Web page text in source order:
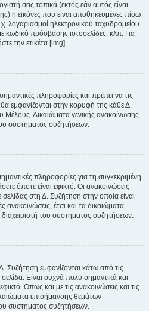
σας τοπικά (εκτός εάν αυτός είναι
ή εικόνες που είναι αποθηκευμένες πίσω
λογαριασμοί ηλεκτρονικού ταχυδρομείου
πρόσβασης ιστοσελίδες, κλπ. Για
την ετικέτα [img].
πληροφορίες και πρέπει να τις
θα εμφανίζονται στην κορυφή της κάθε Δ.
Μέλους. Δικαιώματα γενικής ανακοίνωσης
συστήματος συζητήσεων.
πληροφορίες για τη συγκεκριμένη
όποτε είναι εφικτό. Οι ανακοινώσεις
στη Δ. Συζήτηση στην οποία είναι
ανακοινώσεις, έτσι και τα δικαιώματα
του συστήματος συζητήσεων.
Συζήτηση εμφανίζονται κάτω από τις
Είναι συχνά πολύ σημαντικά και
Όπως και με τις ανακοινώσεις και τις
επισήμανσης θεμάτων
συστήματος συζητήσεων.